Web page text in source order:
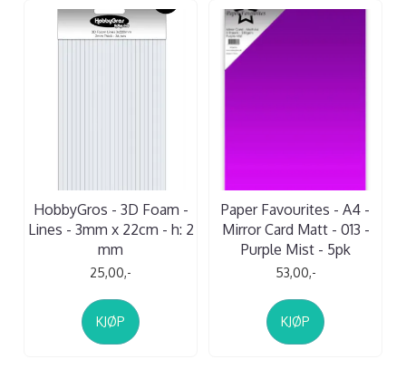
HobbyGros - 3D Foam -
Lines - 3mm x 22cm - h: 2
mm
25,00,-
KJØP
Paper Favourites - A4 -
Mirror Card Matt - 013 -
Purple Mist - 5pk
53,00,-
KJØP